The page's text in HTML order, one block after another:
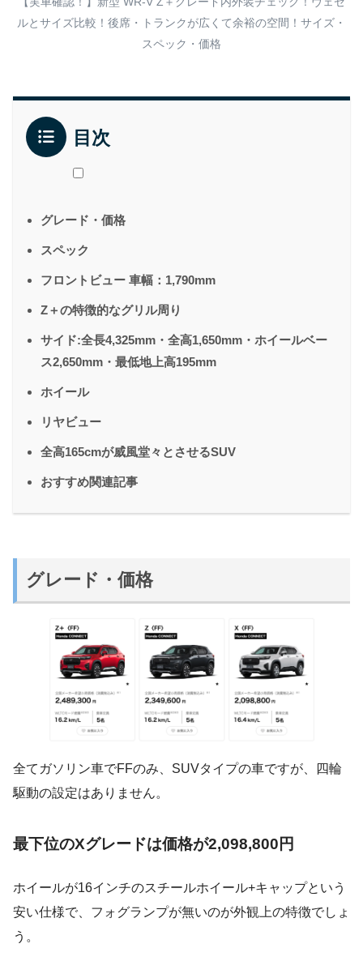
ルとサイズ比較！後席・トランクが広くて余裕の空間！サイズ・
スペック・価格
目次
グレード・価格
スペック
フロントビュー 車幅：1,790mm
Z＋の特徴的なグリル周り
サイド:全長4,325mm・全高1,650mm・ホイールベー
ス2,650mm・最低地上高195mm
ホイール
リヤビュー
全高165cmが威風堂々とさせるSUV
おすすめ関連記事
グレード・価格
全てガソリン車でFFのみ、SUVタイプの車ですが、四輪
駆動の設定はありません。
最下位のXグレードは価格が2,098,800円
ホイールが16インチのスチールホイール+キャップという
安い仕様で、フォグランプが無いのが外観上の特徴でしょ
う。